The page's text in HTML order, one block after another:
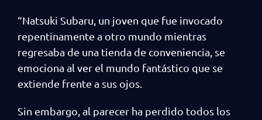
“Natsuki Subaru, un joven que fue invocado
repentinamente a otro mundo mientras
regresaba de una tienda de conveniencia, se
emociona al ver el mundo fantástico que se
extiende frente a sus ojos.
Sin embargo, al parecer ha perdido todos los